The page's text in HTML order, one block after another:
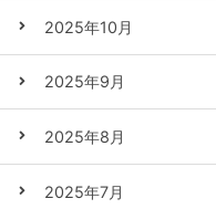
2025年10月
2025年9月
2025年8月
2025年7月